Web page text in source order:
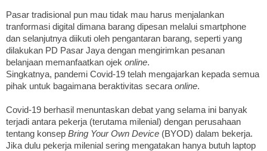
Pasar tradisional pun mau tidak mau harus menjalankan
tranformasi digital dimana barang dipesan melalui smartphone
dan selanjutnya diikuti oleh pengantaran barang, seperti yang
dilakukan PD Pasar Jaya dengan mengirimkan pesanan
belanjaan memanfaatkan ojek online.
Singkatnya, pandemi Covid-19 telah mengajarkan kepada semua
pihak untuk bagaimana beraktivitas secara online.
Covid-19 berhasil menuntaskan debat yang selama ini banyak
terjadi antara pekerja (terutama milenial) dengan perusahaan
tentang konsep Bring Your Own Device (BYOD) dalam bekerja.
Jika dulu pekerja milenial sering mengatakan hanya butuh laptop